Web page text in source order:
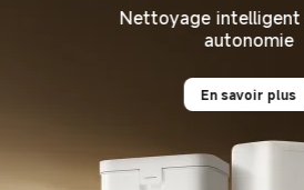
Nettoyage
autonomie
En savoir plus